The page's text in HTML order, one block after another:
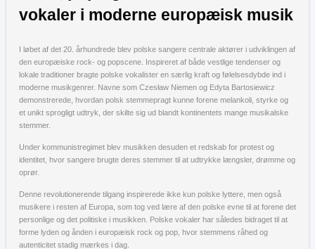
vokaler i moderne europæisk musik
I løbet af det 20. århundrede blev polske sangere centrale aktører i udviklingen af
den europæiske rock- og popscene. Inspireret af både vestlige tendenser og
lokale traditioner bragte polske vokalister en særlig kraft og følelsesdybde ind i
moderne musikgenrer. Navne som Czesław Niemen og Edyta Bartosiewicz
demonstrerede, hvordan polsk stemmepragt kunne forene melankoli, styrke og
et unikt sprogligt udtryk, der skilte sig ud blandt kontinentets mange musikalske
stemmer.
Under kommunistregimet blev musikken desuden et redskab for protest og
identitet, hvor sangere brugte deres stemmer til at udtrykke længsler, drømme og
oprør.
Denne revolutionerende tilgang inspirerede ikke kun polske lyttere, men også
musikere i resten af Europa, som tog ved lære af den polske evne til at forene det
personlige og det politiske i musikken. Polske vokaler har således bidraget til at
forme lyden og ånden i europæisk rock og pop, hvor stemmens råhed og
autenticitet stadig mærkes i dag.